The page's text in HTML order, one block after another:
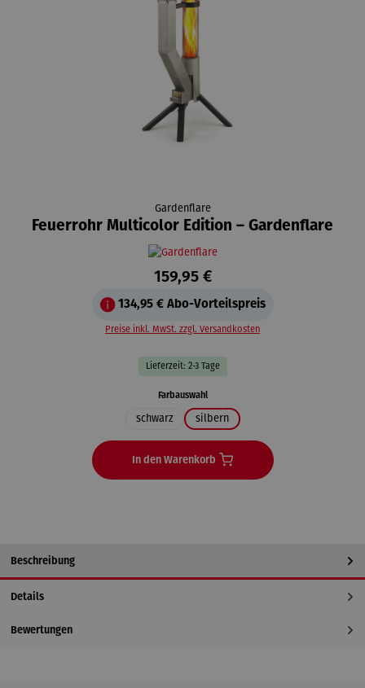
Gardenflare
Feuerrohr Multicolor Edition – Gardenflare
159,95 €
134,95 € Abo-Vorteilspreis
Preise inkl. MwSt. zzgl. Versandkosten
Lieferzeit: 2-3 Tage
Farbauswahlauswählen
schwarz silbern
In den Warenkorb
Beschreibung
Details
Bewertungen